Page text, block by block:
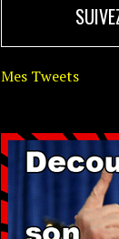
Mes Tweets